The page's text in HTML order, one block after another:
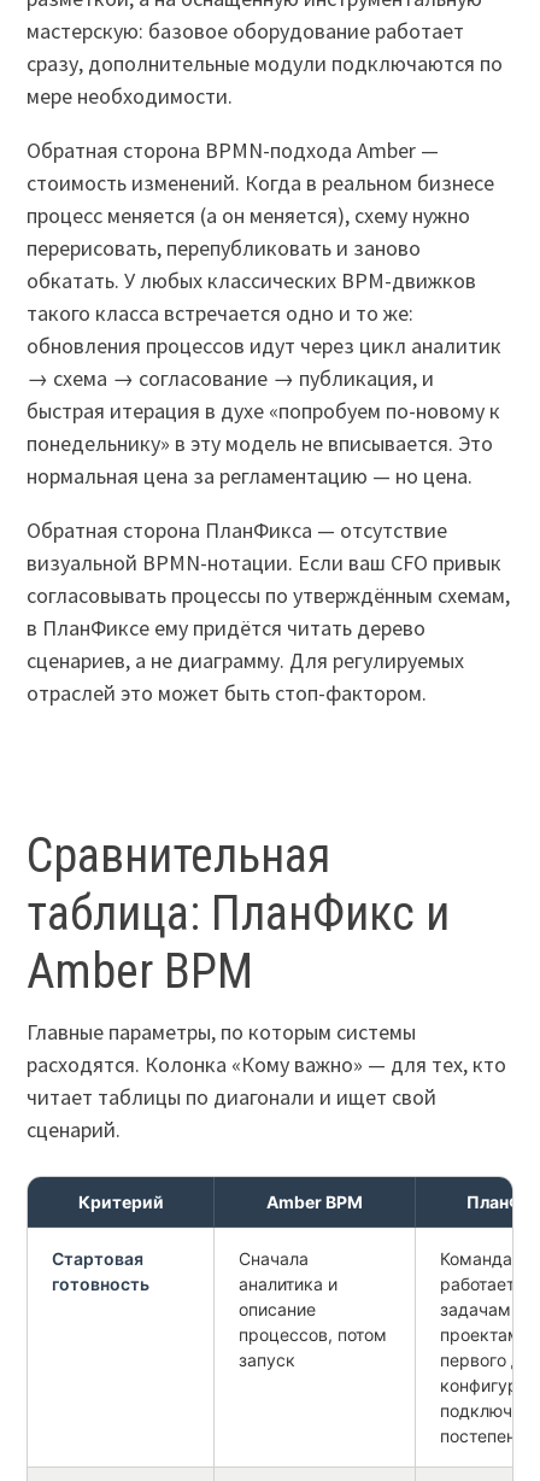
мастерскую: базовое оборудование работает
сразу, дополнительные модули подключаются по
мере необходимости.
Обратная сторона BPMN-подхода Amber —
стоимость изменений. Когда в реальном бизнесе
процесс меняется (а он меняется), схему нужно
перерисовать, перепубликовать и заново
обкатать. У любых классических BPM-движков
такого класса встречается одно и то же:
обновления процессов идут через цикл аналитик
→ схема → согласование → публикация, и
быстрая итерация в духе «попробуем по-новому к
понедельнику» в эту модель не вписывается. Это
нормальная цена за регламентацию — но цена.
Обратная сторона ПланФикса — отсутствие
визуальной BPMN-нотации. Если ваш CFO привык
согласовывать процессы по утверждённым схемам,
в ПланФиксе ему придётся читать дерево
сценариев, а не диаграмму. Для регулируемых
отраслей это может быть стоп-фактором.
Сравнительная
таблица: ПланФикс и
Amber BPM
Главные параметры, по которым системы
расходятся. Колонка «Кому важно» — для тех, кто
читает таблицы по диагонали и ищет свой
сценарий.
Критерий Amber BPM
Стартовая
готовность
Сначала
аналитика и
описание
процессов, потом
запуск
Команда
работает с
задачами и
проектами
первого
постепенно